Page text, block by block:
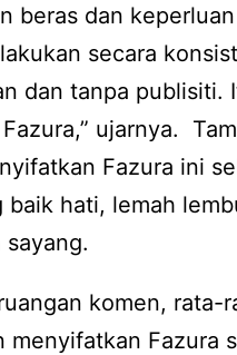
beras dan keperluan
secara
dan tanpa publisiti.
ujarnya.
Fazura ini
baik hati, lemah
komen, rata-
menyifatkan Fazura